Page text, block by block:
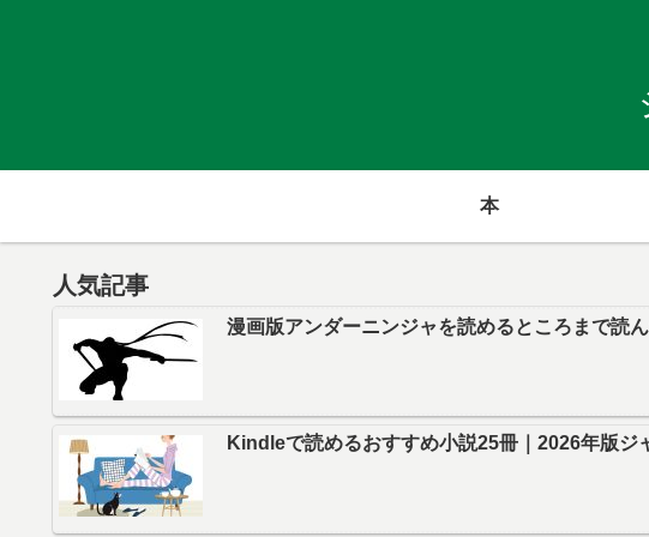
本
人気記事
漫画版アンダーニンジャを読めるところまで読
Kindleで読めるおすすめ小説25冊｜2026年版ジ